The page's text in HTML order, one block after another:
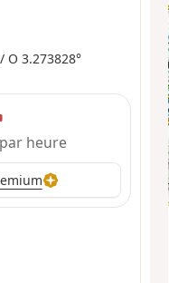
O 3.273828°
heure